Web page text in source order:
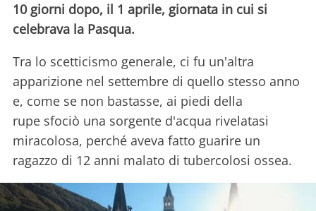
10 giorni dopo, il 1 aprile, giornata in cui si
celebrava la Pasqua.
Tra lo scetticismo generale, ci fu un'altra
apparizione nel settembre di quello stesso anno
e, come se non bastasse, ai piedi della
rupe sfociò una sorgente d'acqua rivelatasi
miracolosa, perché aveva fatto guarire un
ragazzo di 12 anni malato di tubercolosi ossea.